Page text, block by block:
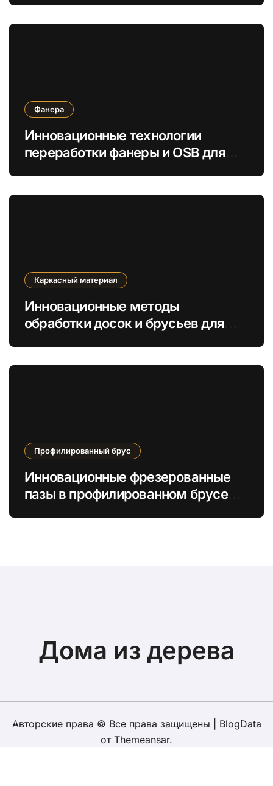
Фанера
Инновационные технологии
переработки фанеры и OSB для
Каркасный материал
Инновационные методы
обработки досок и брусьев для
Профилированный брус
Инновационные фрезерованные
пазы в профилированном брусе
Дома из дерева
Авторские права © Все права защищены
BlogData
от Themeansar.